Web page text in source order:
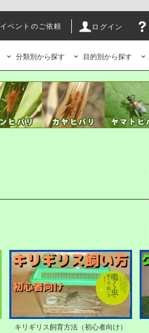
ログイン
イベントのご依頼
分類別から探す 目的別から探す
キリギリス飼育方法（初心者向け）